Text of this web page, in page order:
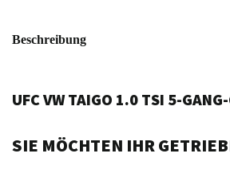
Beschreibung
UFC VW TAIGO 1.0 TSI 5-
SIE MÖCHTEN IHR